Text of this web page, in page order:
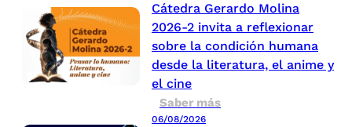
Cátedra Gerardo Molina
2026-2 invita a reflexionar
sobre la condición humana
desde la literatura, el anime y
el cine
Saber más
06/08/2026